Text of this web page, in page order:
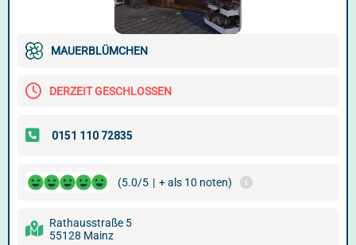
MAUERBLÜMCHEN
DERZEIT GESCHLOSSEN
(5.0/5 | + als 10 noten)
Rathausstraße 5
55128 Mainz